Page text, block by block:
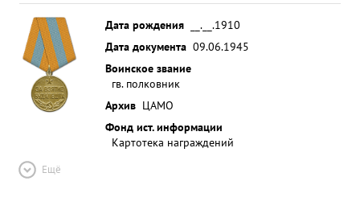
Дата рождения
__.__.1910
Дата документа 09.06.1945
Воинское звание
гв. полковник
Архив ЦАМО
Фонд ист. информации
Картотека награждений
Ещё